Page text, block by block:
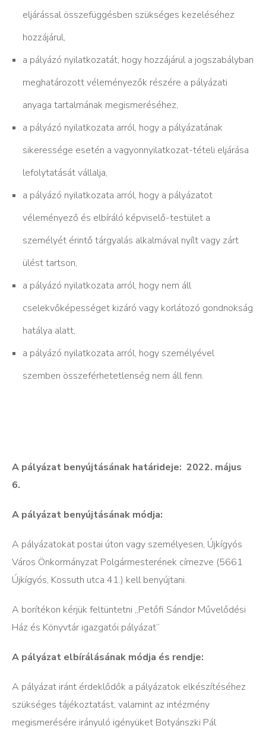
eljárással összefüggésben szükséges kezeléséhez
hozzájárul,
a pályázó nyilatkozatát, hogy hozzájárul a jogszabályban
meghatározott véleményezők részére a pályázati
anyaga tartalmának megismeréséhez,
a pályázó nyilatkozata arról, hogy a pályázatának
sikeressége esetén a vagyonnyilatkozat-tételi eljárása
lefolytatását vállalja,
a pályázó nyilatkozata arról, hogy a pályázatot
véleményező és elbíráló képviselő-testület a
személyét érintő tárgyalás alkalmával nyílt vagy zárt
ülést tartson,
a pályázó nyilatkozata arról, hogy nem áll
cselekvőképességet kizáró vagy korlátozó gondnokság
hatálya alatt,
a pályázó nyilatkozata arról, hogy személyével
szemben összeférhetetlenség nem áll fenn.
A pályázat benyújtásának határideje: 2022. május
6.
A pályázat benyújtásának módja:
A pályázatokat postai úton vagy személyesen, Újkígyós
Város Önkormányzat Polgármesterének címezve (5661
Újkígyós, Kossuth utca 41.) kell benyújtani.
A borítékon kérjük feltüntetni „Petőfi Sándor Művelődési
Ház és Könyvtár igazgatói pályázat”
A pályázat elbírálásának módja és rendje:
A pályázat iránt érdeklődők a pályázatok elkészítéséhez
szükséges tájékoztatást, valamint az intézmény
megismerésére irányuló igényüket Botyánszki Pál